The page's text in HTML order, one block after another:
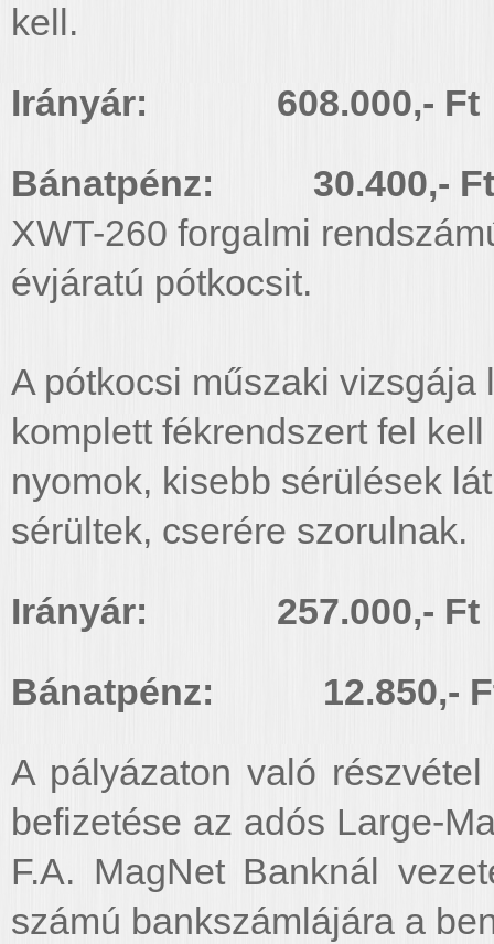
kell.
Irányár: 608.000,- Ft
Bánatpénz: 30.400,- Ft
XWT-260 forgalmi
évjáratú pótkocsit.
A pótkocsi műszaki vizsgája
komplett fékrendszert fel
nyomok, kisebb sérülések
sérültek, cserére szorulnak.
Irányár: 257.000,- Ft
Bánatpénz: 12.850,-
A pályázaton való
befizetése az adós Large-
F.A. MagNet Banknál
számú bankszámlájára a